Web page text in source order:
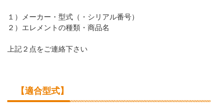
１）メーカー・型式（・シリアル番号）
２）エレメントの種類・商品名
上記２点をご連絡下さい
【適合型式】